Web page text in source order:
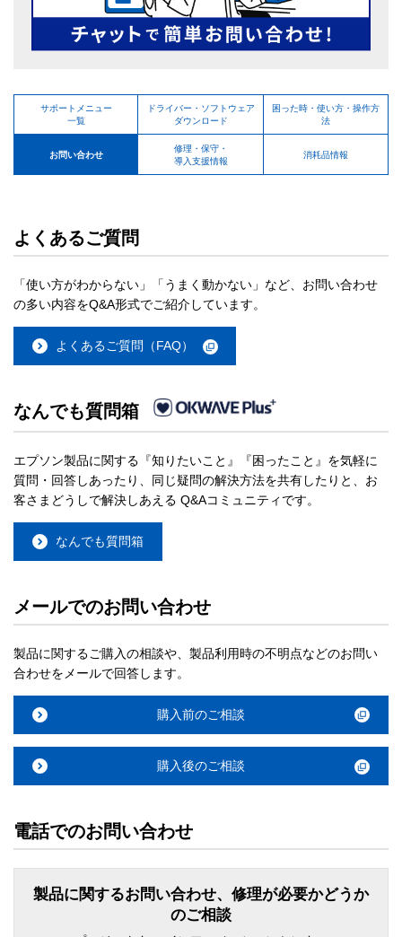
サポートメニュー
一覧
ドライバー・ソフトウェア
ダウンロード
困った時・使い方・操作方
法
お問い合わせ
修理・保守・
導入支援情報
消耗品情報
よくあるご質問
「使い方がわからない」「うまく動かない」など、お問い合わせ
の多い内容をQ&A形式でご紹介しています。
よくあるご質問（FAQ）
なんでも質問箱
エプソン製品に関する『知りたいこと』『困ったこと』を気軽に
質問・回答しあったり、同じ疑問の解決方法を共有したりと、お
客さまどうしで解決しあえる Q&Aコミュニティです。
なんでも質問箱
メールでのお問い合わせ
製品に関するご購入の相談や、製品利用時の不明点などのお問い
合わせをメールで回答します。
購入前のご相談
購入後のご相談
電話でのお問い合わせ
製品に関するお問い合わせ、修理が必要かどうか
のご相談